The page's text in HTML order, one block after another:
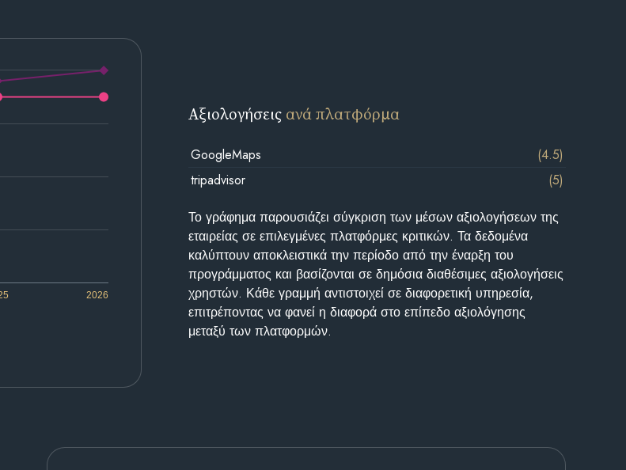
2026
Αξιολογήσεις ανά πλατφόρμα
GoogleMaps
(4.5)
tripadvisor
(5)
Το γράφημα παρουσιάζει σύγκριση των μέσων αξιολογήσεων της
εταιρείας σε επιλεγμένες πλατφόρμες κριτικών. Τα δεδομένα
καλύπτουν αποκλειστικά την περίοδο από την έναρξη του
προγράμματος και βασίζονται σε δημόσια διαθέσιμες αξιολογήσεις
χρηστών. Κάθε γραμμή αντιστοιχεί σε διαφορετική υπηρεσία,
επιτρέποντας να φανεί η διαφορά στο επίπεδο αξιολόγησης
μεταξύ των πλατφορμών.